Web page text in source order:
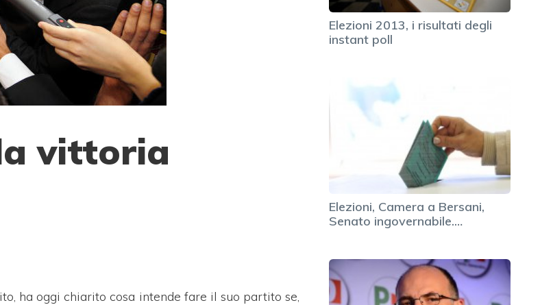
vittoria
ha oggi chiarito cosa intende fare il suo partito se,
Elezioni 2013, i risultati degli
instant poll
Elezioni, Camera a Bersani,
Senato ingovernabile.…